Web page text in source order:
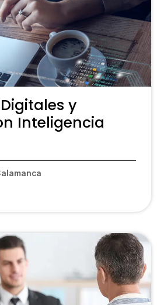
y
Inteligencia